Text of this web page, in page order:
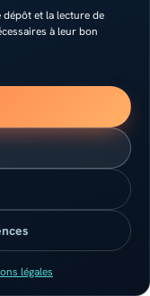
et la lecture de
à leur bon
légales